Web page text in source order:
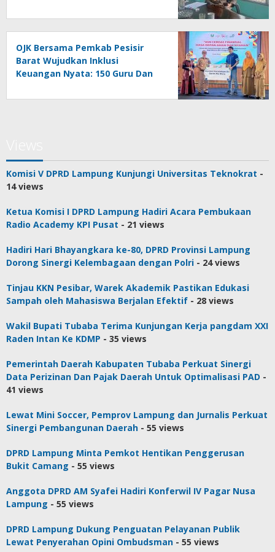
OJK Bersama Pemkab Pesisir
Barat Wujudkan Inklusi
Keuangan Nyata: 150 Guru Dan
Asuransi Jiwa
Komisi V DPRD Lampung Kunjungi Universitas Teknokrat -
14 views
Ketua Komisi I DPRD Lampung Hadiri Acara Pembukaan
Radio Academy KPI Pusat - 21 views
Hadiri Hari Bhayangkara ke-80, DPRD Provinsi Lampung
Dorong Sinergi Kelembagaan dengan Polri - 24 views
Tinjau KKN Pesibar, Warek Akademik Pastikan Edukasi
Sampah oleh Mahasiswa Berjalan Efektif - 28 views
Wakil Bupati Tubaba Terima Kunjungan Kerja pangdam XXI
Raden Intan Ke KDMP - 35 views
Pemerintah Daerah Kabupaten Tubaba Perkuat Sinergi
Data Perizinan Dan Pajak Daerah Untuk Optimalisasi PAD -
41 views
Lewat Mini Soccer, Pemprov Lampung dan Jurnalis Perkuat
Sinergi Pembangunan Daerah - 55 views
DPRD Lampung Minta Pemkot Hentikan Penggerusan
Bukit Camang - 55 views
Anggota DPRD AM Syafei Hadiri Konferwil IV Pagar Nusa
Lampung - 55 views
DPRD Lampung Dukung Penguatan Pelayanan Publik
Lewat Penyerahan Opini Ombudsman - 55 views